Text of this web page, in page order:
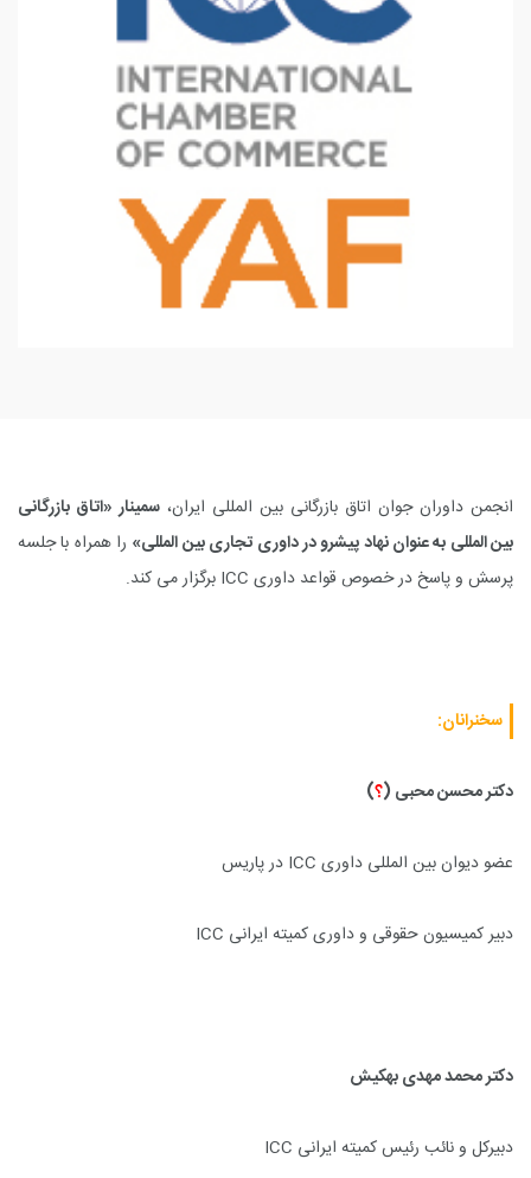
انجمن داوران جوان اتاق بازرگانی بین المللی ایران، سمینار «اتاق بازرگانی
بین المللی به عنوان نهاد پیشرو در داوری تجاری بین المللی» را همراه با جلسه
پرسش و پاسخ در خصوص قواعد داوری ICC برگزار می کند.
سخنرانان:
دکتر محسن محبی (؟)
عضو دیوان بین المللی داوری ICC در پاریس
دبیر کمیسیون حقوقی و داوری کمیته ایرانی ICC
دکتر محمد مهدی بهکیش
دبیرکل و نائب رئیس کمیته ایرانی ICC